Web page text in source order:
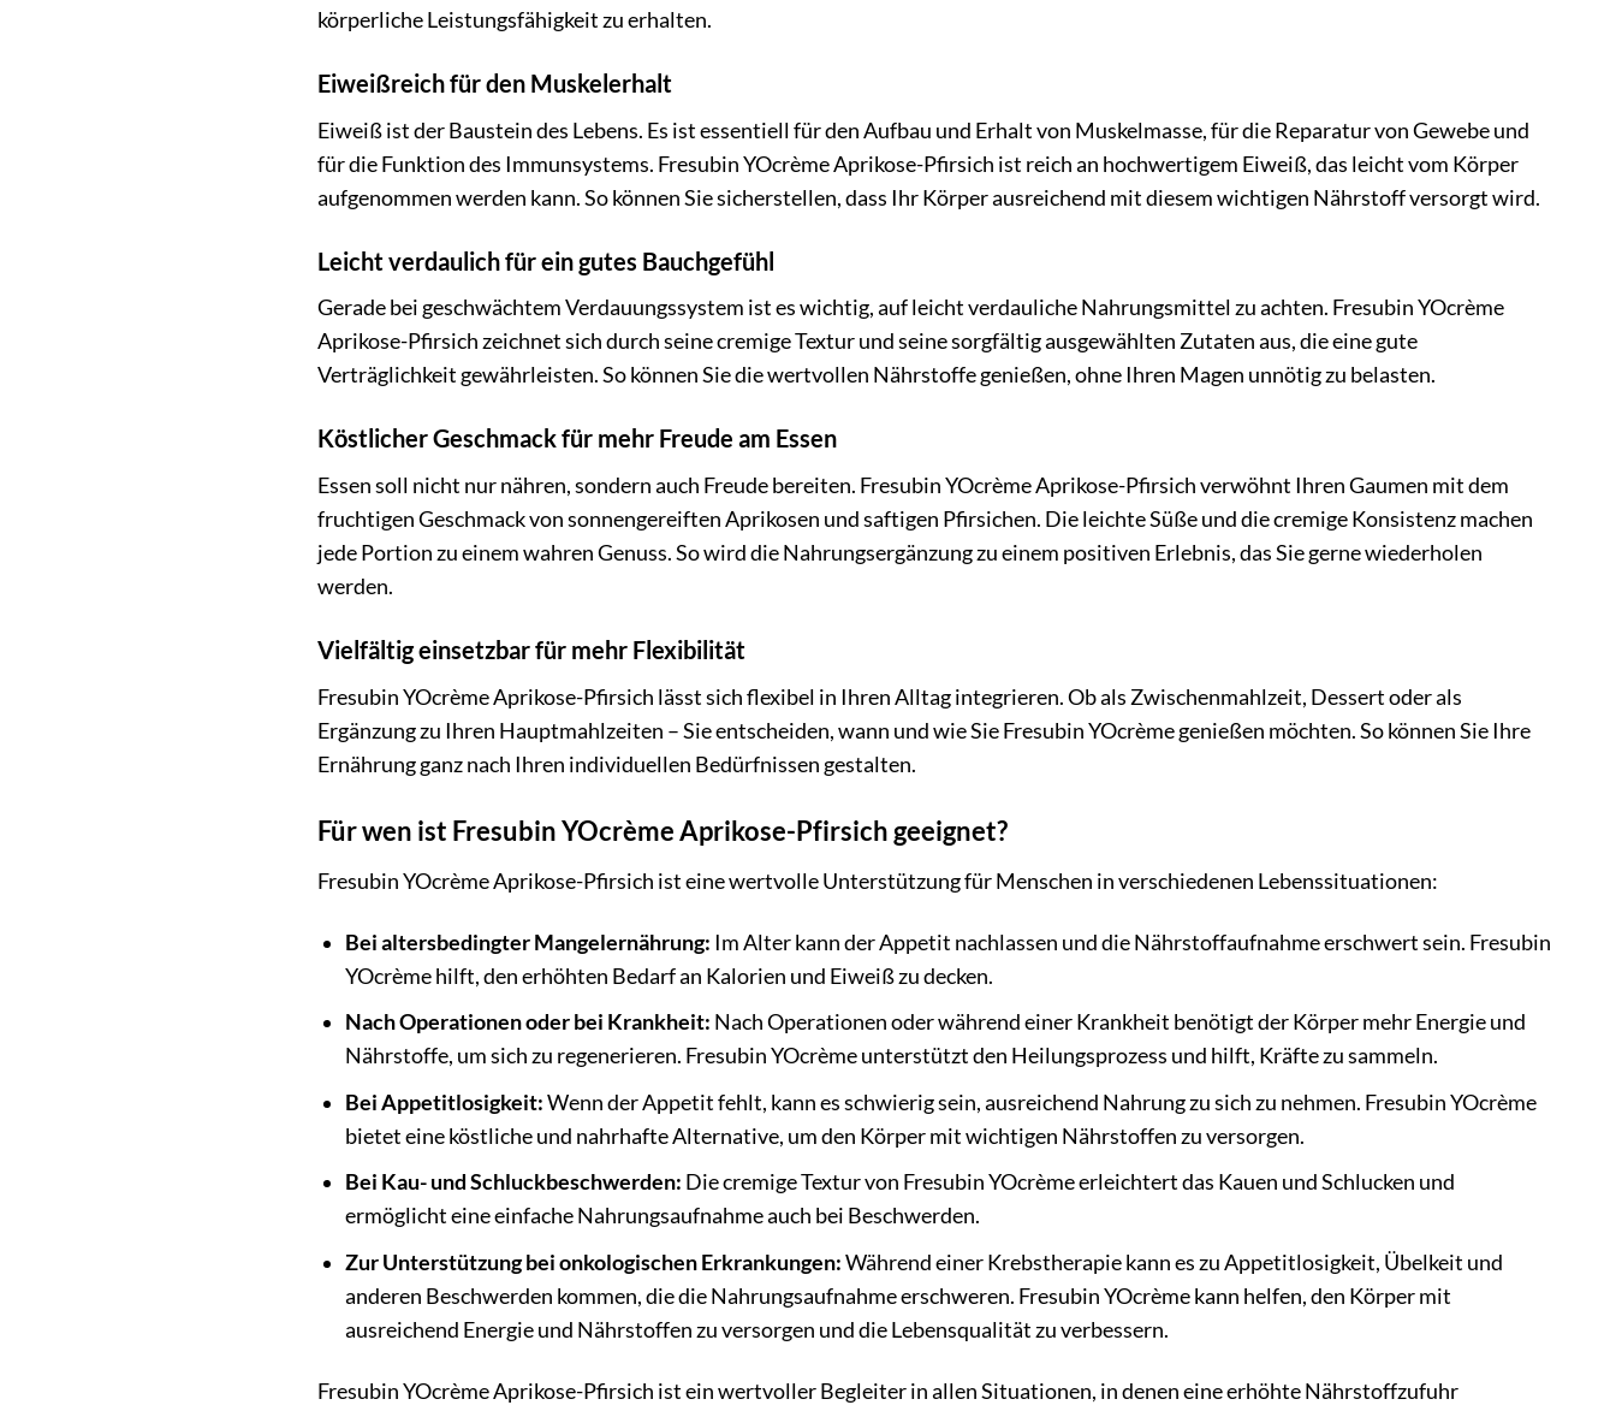
körperliche Leistungsfähigkeit zu erhalten.
Eiweißreich für den Muskelerhalt
Eiweiß ist der Baustein des Lebens. Es ist essentiell für den Aufbau und Erhalt von Muskelmasse, für die Reparatur von Gewebe und
für die Funktion des Immunsystems. Fresubin YOcrème Aprikose-Pfirsich ist reich an hochwertigem Eiweiß, das leicht vom Körper
aufgenommen werden kann. So können Sie sicherstellen, dass Ihr Körper ausreichend mit diesem wichtigen Nährstoff versorgt wird.
Leicht verdaulich für ein gutes Bauchgefühl
Gerade bei geschwächtem Verdauungssystem ist es wichtig, auf leicht verdauliche Nahrungsmittel zu achten. Fresubin YOcrème
Aprikose-Pfirsich zeichnet sich durch seine cremige Textur und seine sorgfältig ausgewählten Zutaten aus, die eine gute
Verträglichkeit gewährleisten. So können Sie die wertvollen Nährstoffe genießen, ohne Ihren Magen unnötig zu belasten.
Köstlicher Geschmack für mehr Freude am Essen
Essen soll nicht nur nähren, sondern auch Freude bereiten. Fresubin YOcrème Aprikose-Pfirsich verwöhnt Ihren Gaumen mit dem
fruchtigen Geschmack von sonnengereiften Aprikosen und saftigen Pfirsichen. Die leichte Süße und die cremige Konsistenz machen
jede Portion zu einem wahren Genuss. So wird die Nahrungsergänzung zu einem positiven Erlebnis, das Sie gerne wiederholen
werden.
Vielfältig einsetzbar für mehr Flexibilität
Fresubin YOcrème Aprikose-Pfirsich lässt sich flexibel in Ihren Alltag integrieren. Ob als Zwischenmahlzeit, Dessert oder als
Ergänzung zu Ihren Hauptmahlzeiten – Sie entscheiden, wann und wie Sie Fresubin YOcrème genießen möchten. So können Sie Ihre
Ernährung ganz nach Ihren individuellen Bedürfnissen gestalten.
Für wen ist Fresubin YOcrème Aprikose-Pfirsich geeignet?
Fresubin YOcrème Aprikose-Pfirsich ist eine wertvolle Unterstützung für Menschen in verschiedenen Lebenssituationen:
Bei altersbedingter Mangelernährung: Im Alter kann der Appetit nachlassen und die Nährstoffaufnahme erschwert sein. Fresubin
YOcrème hilft, den erhöhten Bedarf an Kalorien und Eiweiß zu decken.
Nach Operationen oder bei Krankheit: Nach Operationen oder während einer Krankheit benötigt der Körper mehr Energie und
Nährstoffe, um sich zu regenerieren. Fresubin YOcrème unterstützt den Heilungsprozess und hilft, Kräfte zu sammeln.
Bei Appetitlosigkeit:Wenn der Appetit fehlt, kann es schwierig sein, ausreichend Nahrung zu sich zu nehmen. Fresubin YOcrème
bietet eine köstliche und nahrhafte Alternative, um den Körper mit wichtigen Nährstoffen zu versorgen.
Bei Kau- und Schluckbeschwerden: Die cremige Textur von Fresubin YOcrème erleichtert das Kauen und Schlucken und
ermöglicht eine einfache Nahrungsaufnahme auch bei Beschwerden.
Zur Unterstützung bei onkologischen Erkrankungen:Während einer Krebstherapie kann es zu Appetitlosigkeit, Übelkeit und
anderen Beschwerden kommen, die die Nahrungsaufnahme erschweren. Fresubin YOcrème kann helfen, den Körper mit
ausreichend Energie und Nährstoffen zu versorgen und die Lebensqualität zu verbessern.
Fresubin YOcrème Aprikose-Pfirsich ist ein wertvoller Begleiter in allen Situationen, in denen eine erhöhte Nährstoffzufuhr